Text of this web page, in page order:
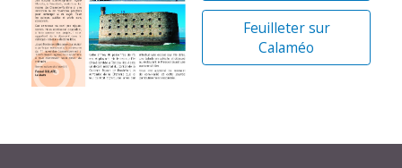
Feuilleter sur
Calaméo